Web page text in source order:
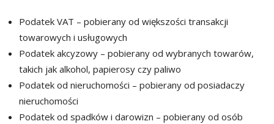
Podatek VAT – pobierany od większości transakcji
towarowych i usługowych
Podatek akcyzowy – pobierany od wybranych towarów,
takich jak alkohol, papierosy czy paliwo
Podatek od nieruchomości – pobierany od posiadaczy
nieruchomości
Podatek od spadków i darowizn – pobierany od osób